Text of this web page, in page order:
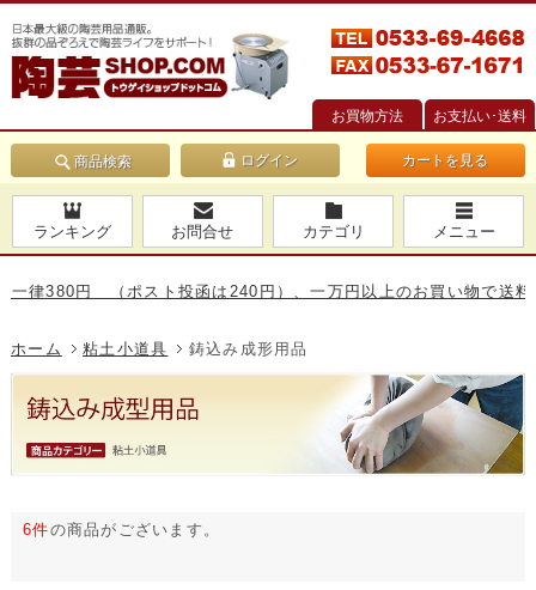
お買物方法 お支払い･送料
商品検索 カートを見る
ランキング お問合せ カテゴリ メニュー
380円 （ポスト投函は240円）、一万円以上のお買い物で送料無料
ホーム 粘土小道具 鋳込み成形用品
6件の商品がございます。